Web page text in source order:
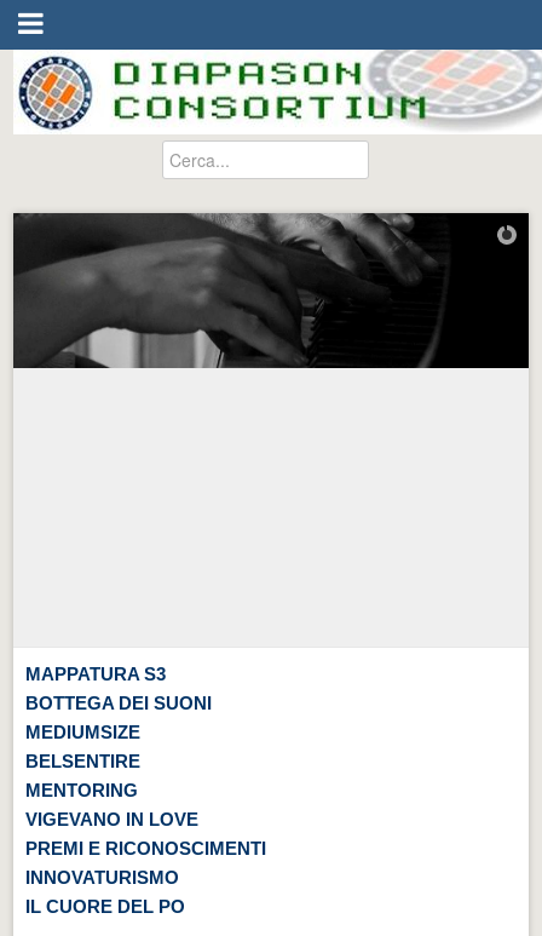
MAPPATURA S3
BOTTEGA DEI SUONI
MEDIUMSIZE
BELSENTIRE
MENTORING
VIGEVANO IN LOVE
PREMI E RICONOSCIMENTI
INNOVATURISMO
IL CUORE DEL PO